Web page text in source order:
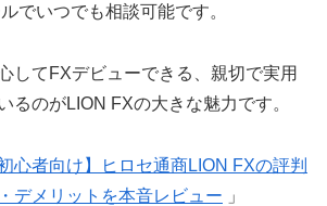
でいつでも相談可能です。
してFXデビューできる、親切で実用
るのがLION FXの大きな魅力です。
初心者向け】ヒロセ通商LION FXの評判
デメリットを本音レビュー
」